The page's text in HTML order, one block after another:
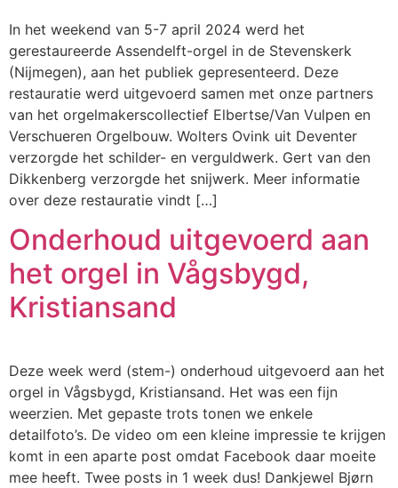
In het weekend van 5-7 april 2024 werd het
gerestaureerde Assendelft-orgel in de Stevenskerk
(Nijmegen), aan het publiek gepresenteerd. Deze
restauratie werd uitgevoerd samen met onze partners
van het orgelmakerscollectief Elbertse/Van Vulpen en
Verschueren Orgelbouw. Wolters Ovink uit Deventer
verzorgde het schilder- en verguldwerk. Gert van den
Dikkenberg verzorgde het snijwerk. Meer informatie
over deze restauratie vindt […]
Onderhoud uitgevoerd aan
het orgel in Vågsbygd,
Kristiansand
Deze week werd (stem-) onderhoud uitgevoerd aan het
orgel in Vågsbygd, Kristiansand. Het was een fijn
weerzien. Met gepaste trots tonen we enkele
detailfoto’s. De video om een kleine impressie te krijgen
komt in een aparte post omdat Facebook daar moeite
mee heeft. Twee posts in 1 week dus! Dankjewel Bjørn